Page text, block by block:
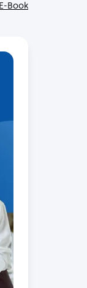
Book